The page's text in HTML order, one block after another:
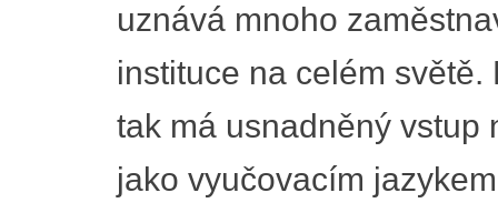
uznává mnoho
instituce na celém
tak má usnadněný vstup
jako vyučovacím